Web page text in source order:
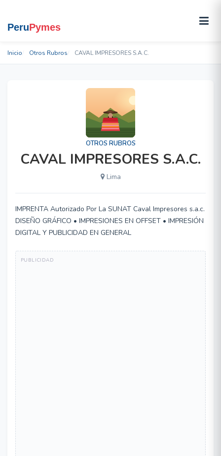
Inicio Otros Rubros CAVAL IMPRESORES S.A.C.
OTROS RUBROS
CAVAL IMPRESORES S.A.C.
Lima
IMPRENTA Autorizado Por La SUNAT Caval Impresores s.a.c.
DISEÑO GRÁFICO • IMPRESIONES EN OFFSET • IMPRESIÓN
DIGITAL Y PUBLICIDAD EN GENERAL